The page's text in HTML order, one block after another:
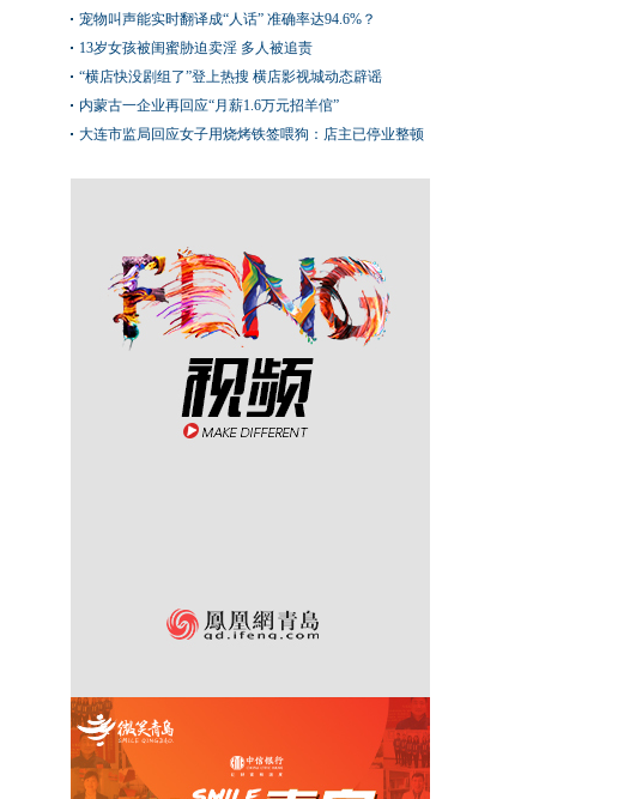
宠物叫声能实时翻译成“人话” 准确率达94.6%？
13岁女孩被闺蜜胁迫卖淫 多人被追责
“横店快没剧组了”登上热搜 横店影视城动态辟谣
内蒙古一企业再回应“月薪1.6万元招羊倌”
大连市监局回应女子用烧烤铁签喂狗：店主已停业整顿